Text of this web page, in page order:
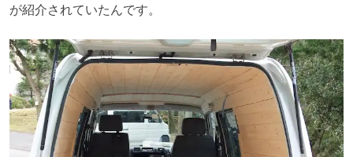
が紹介されていたんです。